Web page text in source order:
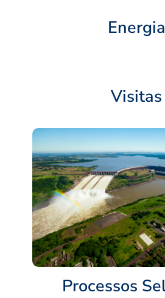
Energia
Visitas
Processos